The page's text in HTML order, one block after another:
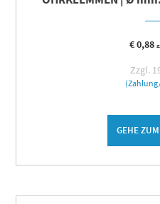
€0,88
Zzgl.
GEHE